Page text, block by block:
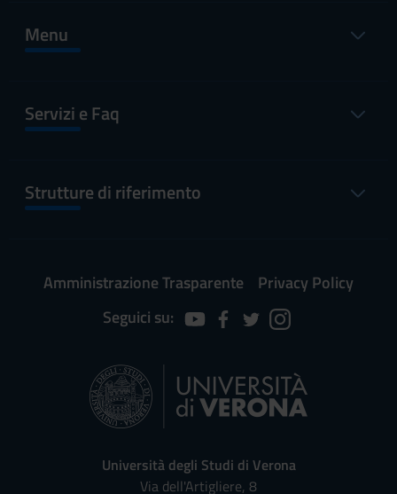
Menu
Servizi e Faq
Strutture di riferimento
Amministrazione Trasparente
Privacy Policy
Seguici su:
Università degli Studi di Verona
Via dell'Artigliere, 8